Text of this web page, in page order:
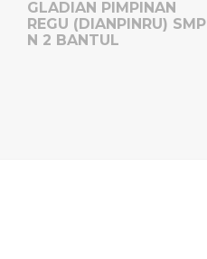
GLADIAN PIMPINAN
REGU (DIANPINRU) SMP
N 2 BANTUL